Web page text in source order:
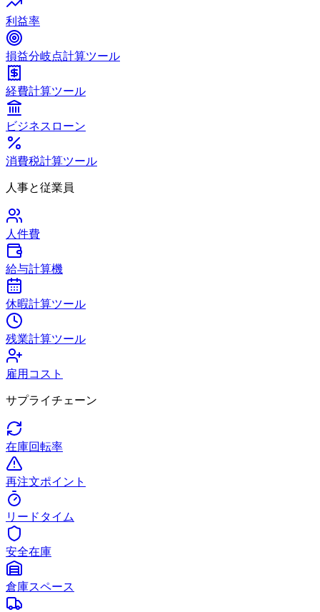
利益率
損益分岐点計算ツール
経費計算ツール
ビジネスローン
消費税計算ツール
人事と従業員
人件費
給与計算機
休暇計算ツール
残業計算ツール
雇用コスト
サプライチェーン
在庫回転率
再注文ポイント
リードタイム
安全在庫
倉庫スペース